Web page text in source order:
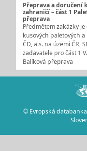
Přeprava a doručení
zahraničí – část 1
přeprava
Předmětem zakázky
kusových paletových
ČD, a.s. na území ČR,
zadavatele pro část 1
Balíková přeprava
© Evropská databanka